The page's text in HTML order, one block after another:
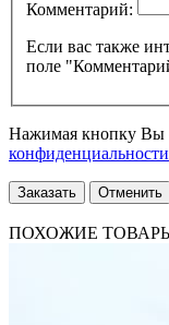
Комментарий:
Если вас также
поле
Нажимая кнопку Вы
конфиденциальности
Заказать Отменить
ПОХОЖИЕ